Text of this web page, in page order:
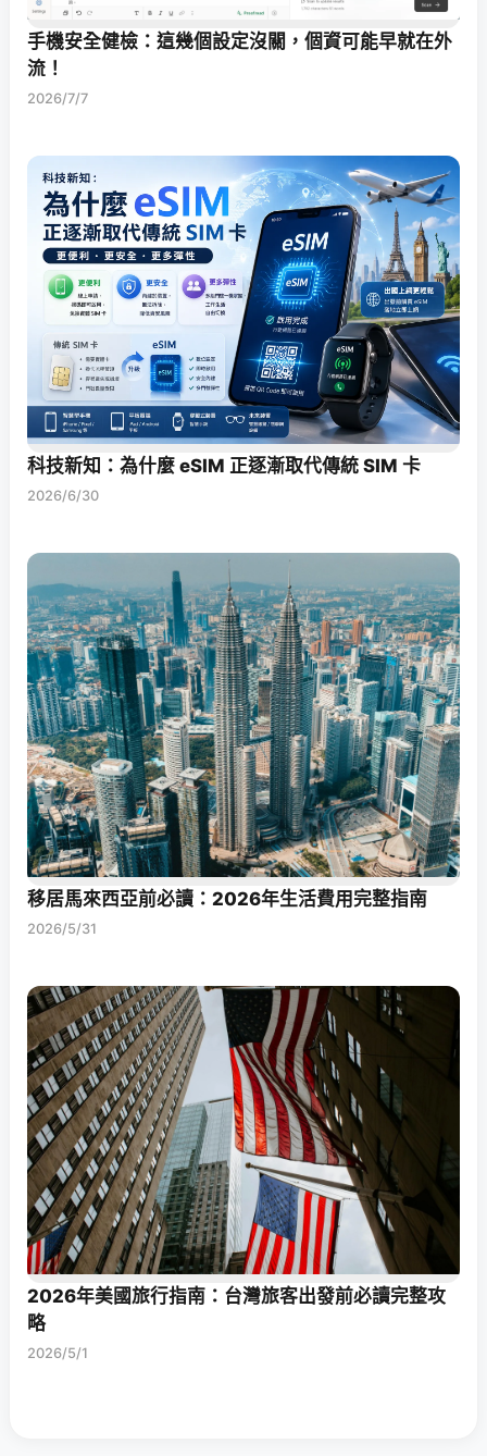
手機安全健檢：這幾個設定沒關，個資可能早就在外
流！
2026/7/7
科技新知：為什麼 eSIM 正逐漸取代傳統 SIM 卡
2026/6/30
移居馬來西亞前必讀：2026年生活費用完整指南
2026/5/31
2026年美國旅行指南：台灣旅客出發前必讀完整攻
略
2026/5/1